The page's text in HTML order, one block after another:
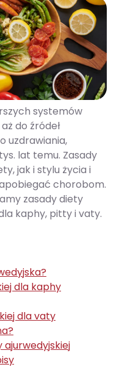
systemów
do źródeł
uzdrawiania,
lat temu. Zasady
jak i stylu życia i
chorobom.
zasady diety
kaphy, pitty i vaty.
dla kaphy
dla vaty
ajurwedyjskiej